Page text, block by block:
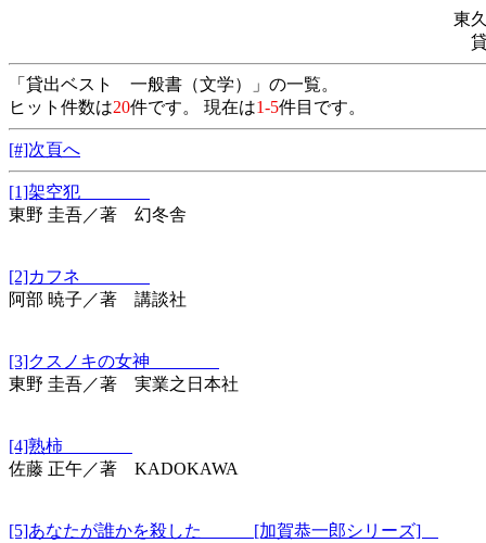
東
「貸出ベスト 一般書（文学）」の一覧。
ヒット件数は20件です。 現在は1-5件目です。
[#]次頁へ
[1]架空犯
東野 圭吾／著 幻冬舎
[2]カフネ
阿部 暁子／著 講談社
[3]クスノキの女神
東野 圭吾／著 実業之日本社
[4]熟柿
佐藤 正午／著 KADOKAWA
[5]あなたが誰かを殺した [加賀恭一郎シリーズ]